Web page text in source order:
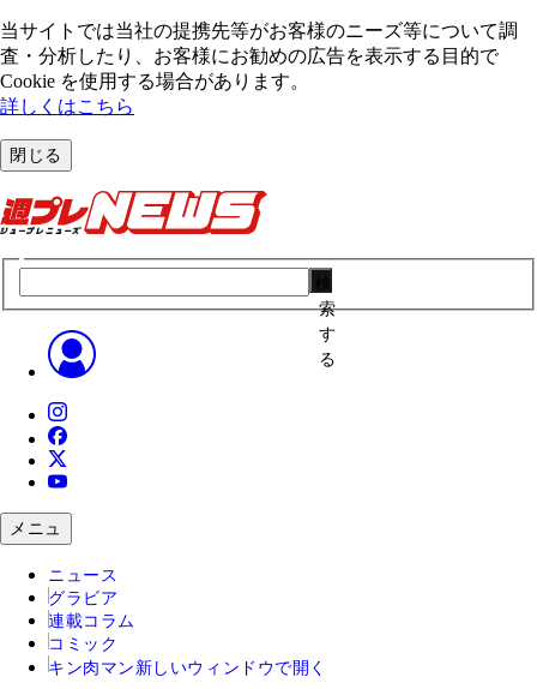
当サイトでは当社の提携先等がお客様のニーズ等について調
査・分析したり、お客様にお勧めの広告を表⽰する⽬的で
Cookie を使⽤する場合があります。
詳しくはこちら
閉じる
索
す
る
メニュ
ニュース
グラビア
連載コラム
コミック
キン肉マン 新しいウィンドウで開く